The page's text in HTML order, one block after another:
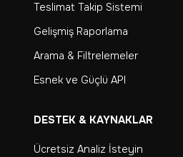
Teslimat Takip Sistemi
Gelişmiş Raporlama
Arama & Filtrelemeler
Esnek ve Güçlü API
DESTEK & KAYNAKLAR
Ücretsiz Analiz İsteyin